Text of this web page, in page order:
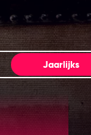
Jaarlijks
Premium